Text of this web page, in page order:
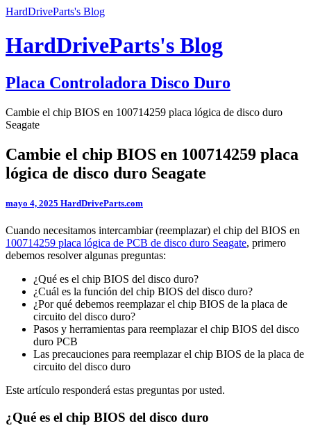
HardDriveParts's Blog
HardDriveParts's Blog
Placa Controladora Disco Duro
Cambie el chip BIOS en 100714259 placa lógica de disco duro
Seagate
Cambie el chip BIOS en 100714259 placa
lógica de disco duro Seagate
mayo 4, 2025 HardDriveParts.com
Cuando necesitamos intercambiar (reemplazar) el chip del BIOS en
100714259 placa lógica de PCB de disco duro Seagate, primero
debemos resolver algunas preguntas:
¿Qué es el chip BIOS del disco duro?
¿Cuál es la función del chip BIOS del disco duro?
¿Por qué debemos reemplazar el chip BIOS de la placa de
circuito del disco duro?
Pasos y herramientas para reemplazar el chip BIOS del disco
duro PCB
Las precauciones para reemplazar el chip BIOS de la placa de
circuito del disco duro
Este artículo responderá estas preguntas por usted.
¿Qué es el chip BIOS del disco duro